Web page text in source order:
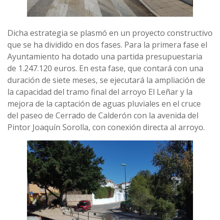
Dicha estrategia se plasmó en un proyecto constructivo
que se ha dividido en dos fases. Para la primera fase el
Ayuntamiento ha dotado una partida presupuestaria
de 1.247.120 euros. En esta fase, que contará con una
duración de siete meses, se ejecutará la ampliación de
la capacidad del tramo final del arroyo El Leñar y la
mejora de la captación de aguas pluviales en el cruce
del paseo de Cerrado de Calderón con la avenida del
Pintor Joaquín Sorolla, con conexión directa al arroyo.